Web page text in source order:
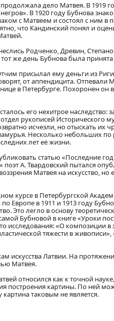
дело Матвея. В 1919
В 1920 году Бубнова
с Матвеем и состоял с ним в
что Кандинский понял и
Родченко, Древин,
же день Бубнова была
присылал ему деньги из
от аппендицита. Отпевали
в Петербурге. Похоронен он
его нехитрое
рукописей Исторического
исчезли, но отыскать
Несколько небольших
лет её жизни.
статью «Последние
А. Твардовский пытался
Матвея на искусство, но
курсе в Петербургской
Европе в 1911 и 1913 году
Это легло в основу
Бубновой в книге «Уроки
исследования: «О композиции
тяжести в
искусства Латвии. На
Матвея.
относился как к точной
построения картины. По ней
таковым не является.